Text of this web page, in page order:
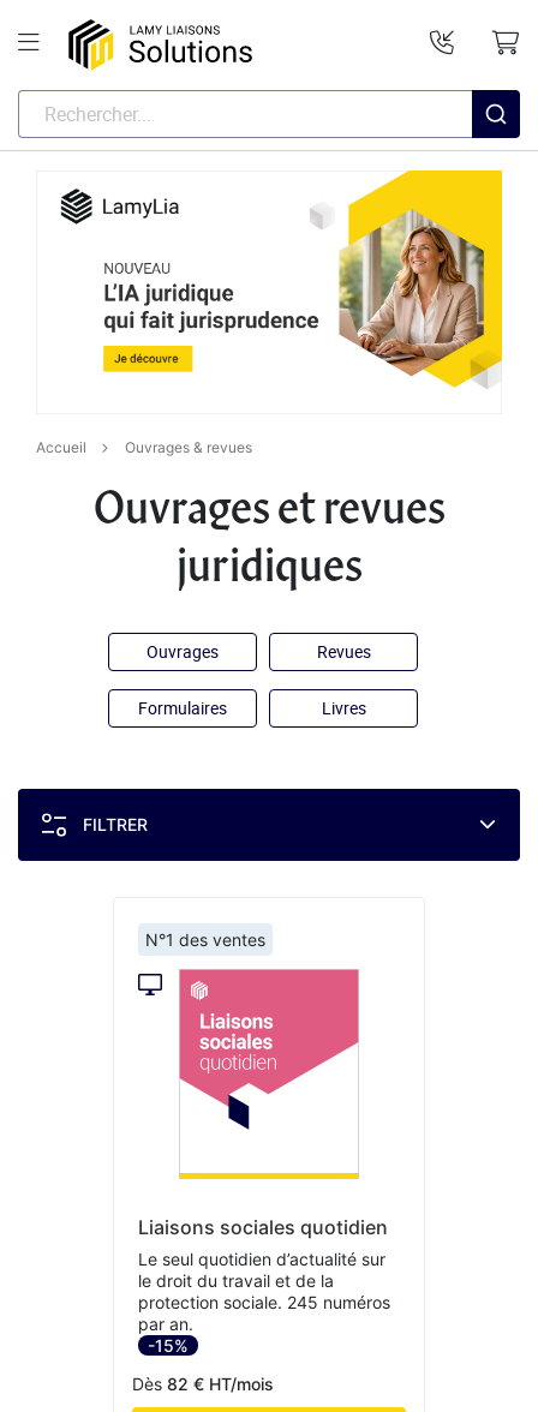
Accueil Ouvrages & revues
Ouvrages et revues
juridiques
Ouvrages Revues
Formulaires Livres
FILTRER
N°1 des ventes
Liaisons sociales quotidien
Le seul quotidien d’actualité sur
le droit du travail et de la
protection sociale. 245 numéros
par an.
-15%
Dès 82 € HT/mois